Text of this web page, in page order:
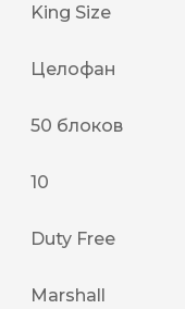
King Size
Целофан
50 блоков
10
Duty Free
Marshall